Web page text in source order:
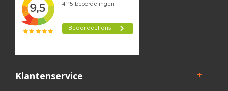
Klantenservice